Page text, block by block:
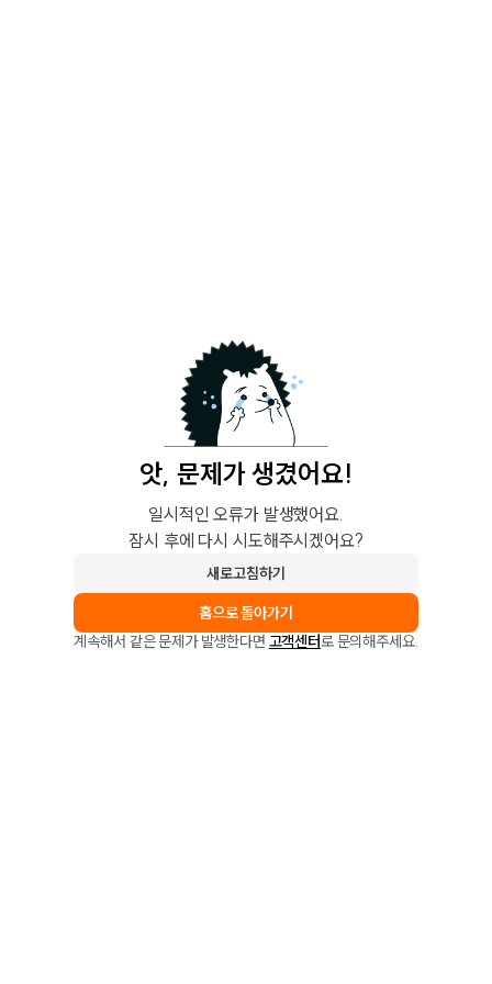
앗, 문제가 생겼어요!
일시적인 오류가 발생했어요.
잠시 후에 다시 시도해주시겠어요?
새로고침하기
홈으로 돌아가기
계속해서 같은 문제가 발생한다면 고객센터로 문의해주세요.